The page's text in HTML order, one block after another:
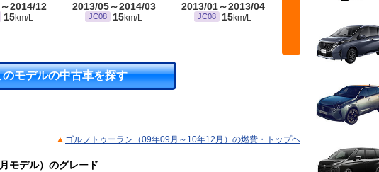
2014/12
15km/L
2013/05～2014/03
JC08 15km/L
2013/01～2013/04
JC08 15km/L
※ 10・15モード14.6km/L
のモデルの中古車を探す
ゴルフトゥーラン（09年09月～10年12月）の燃費・トップヘ
モデル）のグレード